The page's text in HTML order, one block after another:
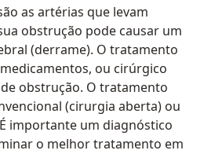
as artérias que levam
obstrução pode causar um
(derrame). O tratamento
ou cirúrgico
obstrução. O tratamento
(cirurgia aberta) ou
importante um diagnóstico
o melhor tratamento em